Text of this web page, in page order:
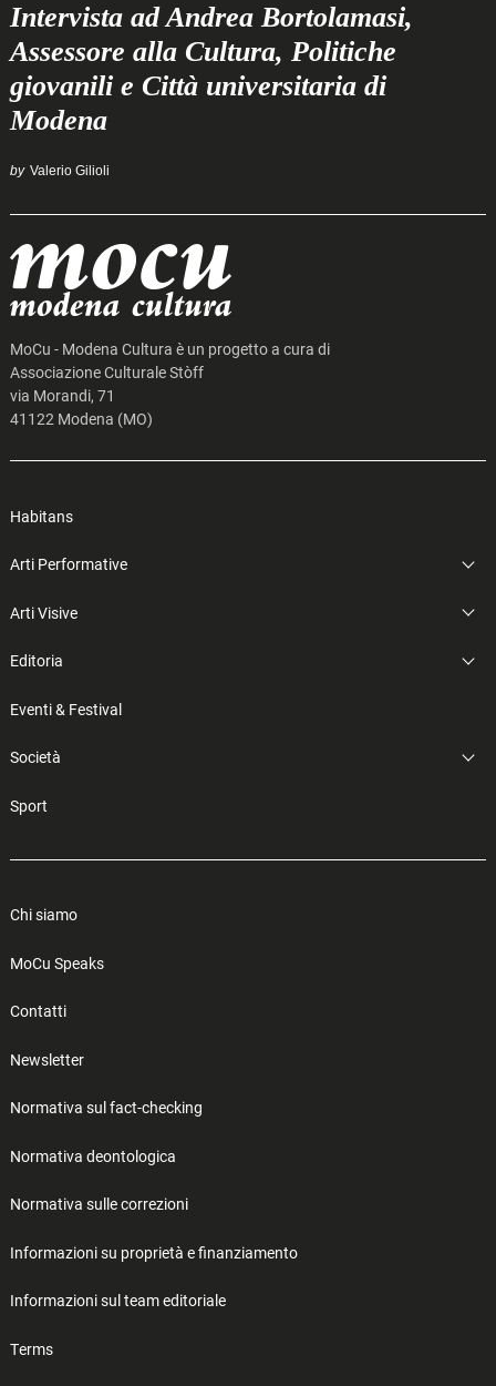
Intervista ad Andrea Bortolamasi,
Assessore alla Cultura, Politiche
giovanili e Città universitaria di
Modena
by Valerio Gilioli
MoCu - Modena Cultura è un progetto a cura di
Associazione Culturale Stòff
via Morandi, 71
41122 Modena (MO)
Habitans
Arti Performative
Arti Visive
Editoria
Eventi & Festival
Società
Sport
Chi siamo
MoCu Speaks
Contatti
Newsletter
Normativa sul fact-checking
Normativa deontologica
Normativa sulle correzioni
Informazioni su proprietà e finanziamento
Informazioni sul team editoriale
Terms